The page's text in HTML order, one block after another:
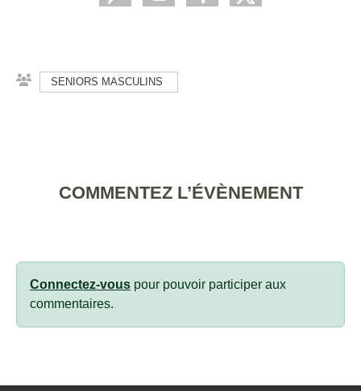
SENIORS MASCULINS
COMMENTEZ L’ÉVÈNEMENT
Connectez-vous pour pouvoir participer aux
commentaires.